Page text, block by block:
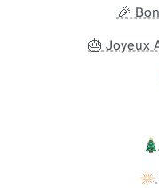
🎉
🎂 Joyeux